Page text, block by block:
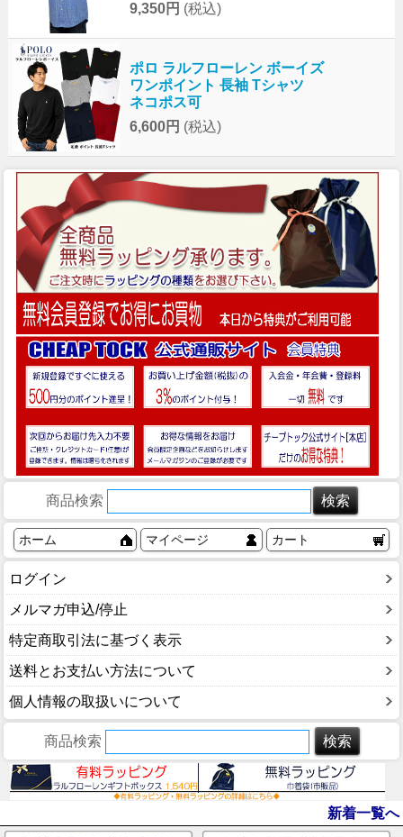
9,350円 (税込)
ポロ ラルフローレン ボーイズ
ワンポイント 長袖 Tシャツ
ネコポス可
6,600円 (税込)
商品検索
ホーム マイページ カート
ログイン
メルマガ申込/停止
特定商取引法に基づく表示
送料とお支払い方法について
個人情報の取扱いについて
商品検索
新着一覧へ